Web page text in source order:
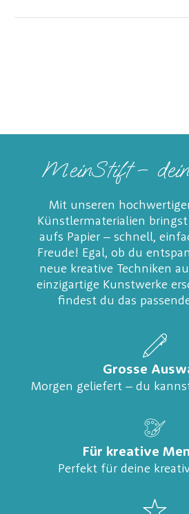
MeinStift –
Mit unseren
Künstlermaterialien
aufs Papier – schnell,
Freude! Egal, ob du
neue kreative Techniken
einzigartige Kunstwerke
findest du das
Grosse
Morgen geliefert – du
Für kreative
Perfekt für deine